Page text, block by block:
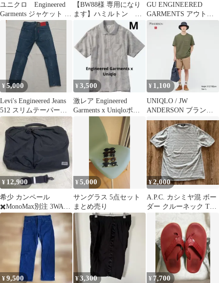
ユニクロ Engineered
Garments ジャケット ネ
イビー メンズM
【BW88様 専用になり
ます】ハミルトン
Engineered Garments
GU ENGINEERED
GARMENTS アウトポ
ケットショルダーバッ
¥5,000
Levi's Engineered Jeans
512 スリムテーパー
W30
¥3,500
激レア Engineered
Garments x Uniqloポロ
シャツ M
¥ 1,100
UNIQLO / JW
ANDERSON ブランケ
ットステッチTシャツ
¥ 12,900
希少 カンペール
✖️MonoMax別注 3WAY
バッグ コラボ
¥5,000
サングラス 5点セット
まとめ売り
¥2,000
A.P.C. カシミヤ混 ボー
ダー クルーネック Tシ
ャツ グレー サイズ2
¥9,500 ¥3,300 ¥ 7,700